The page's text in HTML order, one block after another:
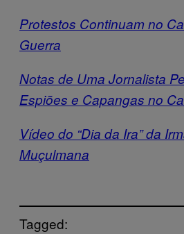
Protestos Continuam no
Guerra
Notas de Uma Jornalista
Espiões e Capangas no
Vídeo do “Dia da Ira” da
Muçulmana
Tagged: